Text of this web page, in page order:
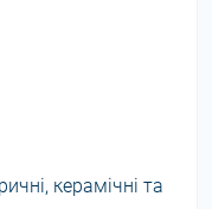
керамічні та